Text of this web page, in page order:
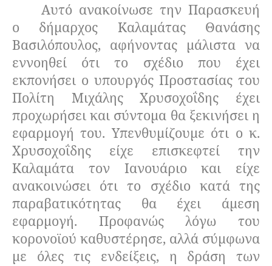
Αυτό ανακοίνωσε την Παρασκευή
ο δήμαρχος Καλαμάτας Θανάσης
Βασιλόπουλος, αφήνοντας μάλιστα να
εννοηθεί ότι το σχέδιο που έχει
εκπονήσει ο υπουργός Προστασίας του
Πολίτη Μιχάλης Χρυσοχοΐδης έχει
προχωρήσει και σύντομα θα ξεκινήσει η
εφαρμογή του. Υπενθυμίζουμε ότι ο κ.
Χρυσοχοΐδης είχε επισκεφτεί την
Καλαμάτα τον Ιανουάριο και είχε
ανακοινώσει ότι το σχέδιο κατά της
παραβατικότητας θα έχει άμεση
εφαρμογή. Προφανώς λόγω του
κορονοϊού καθυστέρησε, αλλά σύμφωνα
με όλες τις ενδείξεις, η δράση των